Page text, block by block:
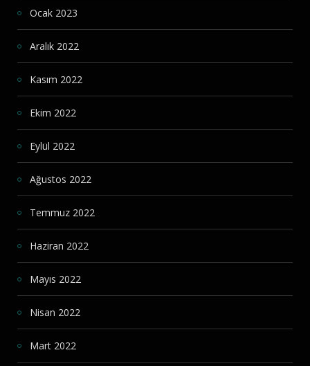
Ocak 2023
Aralık 2022
Kasım 2022
Ekim 2022
Eylül 2022
Ağustos 2022
Temmuz 2022
Haziran 2022
Mayıs 2022
Nisan 2022
Mart 2022